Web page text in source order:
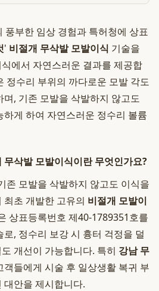
풍부한 임상 경험과 특허청에 상표
' 비절개 무삭발 모발이식 기술을
에서 자연스러운 결과를 제공합
정수리 부위의 까다로운 모발 각도
, 기존 모발을 삭발하지 않고도
게 하여 자연스러운 정수리 볼륨
삭발 모발이식이란 무엇인가요?
존 모발을 삭발하지 않고도 이식을
초 개발한 고유의 비절개 모발이
상표등록번호 제40-1789351호를
, 정수리 보강 시 흉터 걱정을 덜
개선이 가능합니다. 특히 강남 무
객들에게 시술 후 일상생활 복귀 부
대안을 제시합니다.